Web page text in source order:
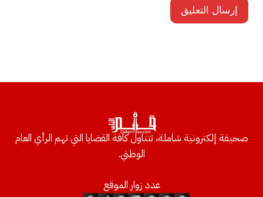
صحيفة إلكترونية شاملة، تتناول كافة القضايا التي تهم الرأي العام
الوطني.
عدد زوار الموقع